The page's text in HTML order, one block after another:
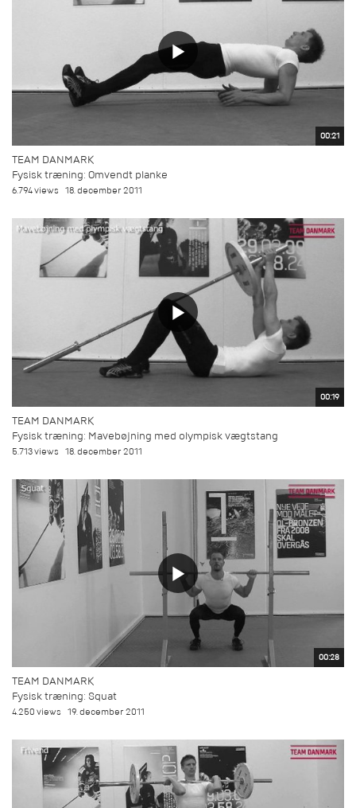
00:21
TEAM DANMARK
Fysisk træning: Omvendt planke
6.794 views 18. december 2011
00:19
TEAM DANMARK
Fysisk træning: Mavebøjning med olympisk vægtstang
5.713 views 18. december 2011
00:28
TEAM DANMARK
Fysisk træning: Squat
4.250 views 19. december 2011